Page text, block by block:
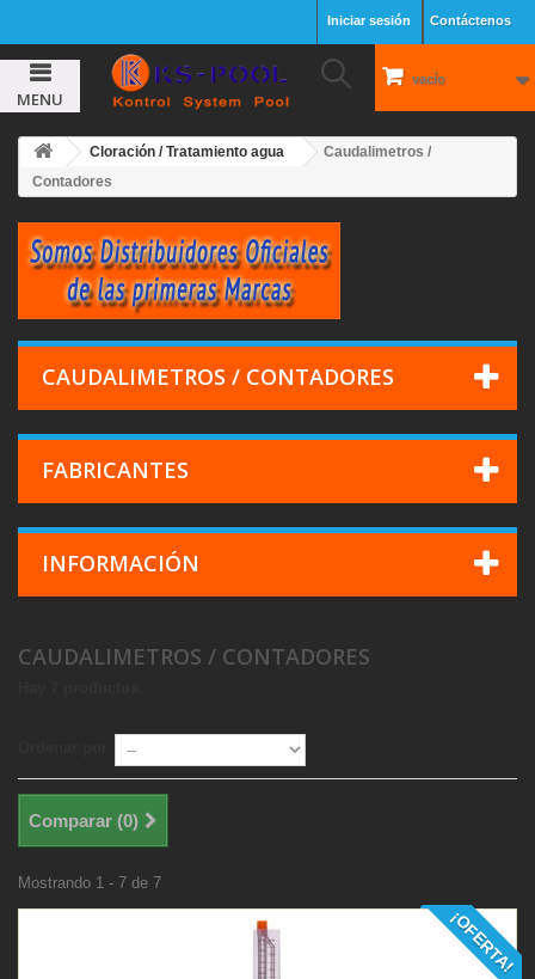
Contáctenos
Iniciar sesión
vacío
MENU
Cloración / Tratamiento agua
Caudalimetros /
Contadores
CAUDALIMETROS / CONTADORES
FABRICANTES
INFORMACIÓN
CAUDALIMETROS / CONTADORES
Comparar (0)
Mostrando 1 - 7 de 7
¡OFERTA!